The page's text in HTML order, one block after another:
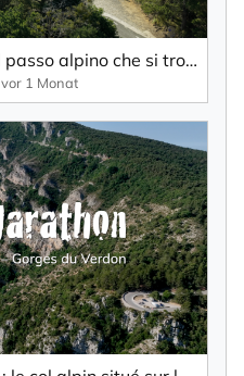
Col d'Illoire | 964 metri: il passo alpino che si trova sull'altopiano delle Gorges du Verdon, una gola profonda 700 metri.
vor 1 Monat